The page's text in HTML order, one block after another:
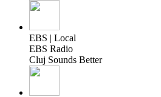
EBS | Local
EBS Radio
Cluj Sounds Better